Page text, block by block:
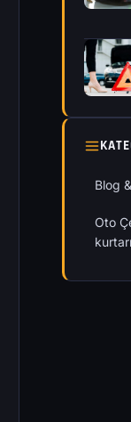
Blog
Oto